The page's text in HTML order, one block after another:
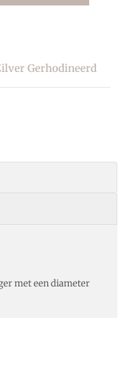
Gerhodineerd
met een diameter